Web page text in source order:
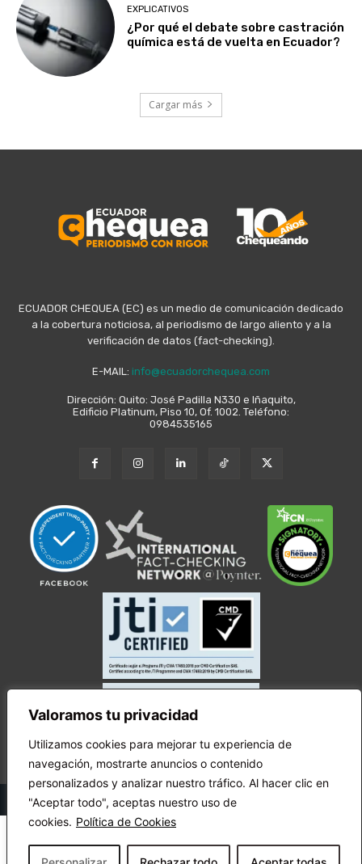
Valoramos tu privacidad
Utilizamos cookies para mejorar tu experiencia de
navegación, mostrarte anuncios o contenido
personalizados y analizar nuestro tráfico. Al hacer clic en
"Aceptar todo", aceptas nuestro uso de
cookies. Política de Cookies
EXPLICATIVOS
¿Por qué el debate sobre castración
química está de vuelta en Ecuador?
Cargar más
ECUADOR CHEQUEA (EC) es un medio de comunicación dedicado
a la cobertura noticiosa, al periodismo de largo aliento y a la
verificación de datos (fact-checking).
E-MAIL: info@ecuadorchequea.com
Dirección: Quito: José Padilla N330 e Iñaquito,
Edificio Platinum, Piso 10, Of. 1002. Teléfono:
0984535165
© Copyright Ecuador Chequea 2025.